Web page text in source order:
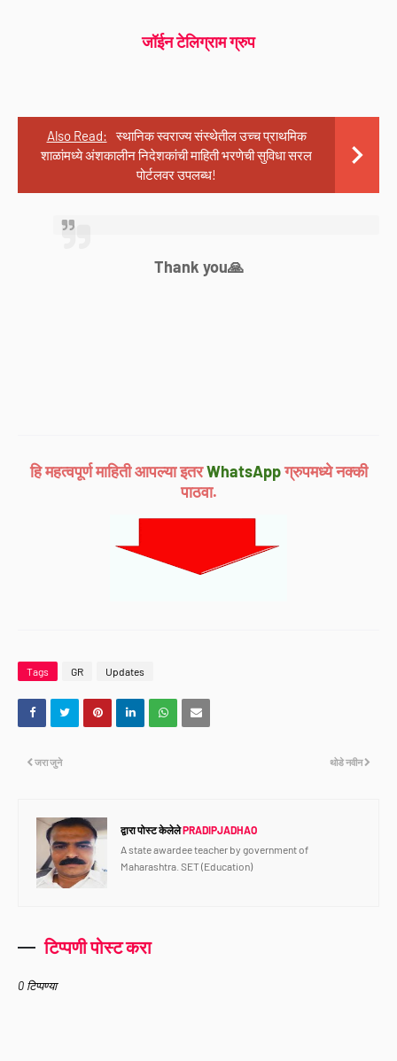
जॉईन टेलिग्राम ग्रुप
Also Read: स्थानिक स्वराज्य संस्थेतील उच्च प्राथमिक
शाळांमध्ये अंशकालीन निदेशकांची माहिती भरणेची सुविधा सरल
पोर्टलवर उपलब्ध!
Thank you🙏
हि महत्वपूर्ण माहिती आपल्या इतर WhatsAppग्रुपमध्ये नक्की
पाठवा.
Tags GR Updates
थोडे नवीन
जरा जुने
द्वारा पोस्ट केलेलेPRADIPJADHAO
A state awardee teacher by government of
Maharashtra. SET (Education)
टिप्पणी पोस्ट करा
0 टिप्पण्या